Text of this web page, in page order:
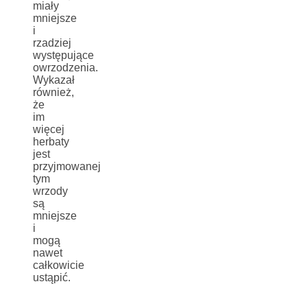
miały
mniejsze
i
rzadziej
występujące
owrzodzenia.
Wykazał
również,
że
im
więcej
herbaty
jest
przyjmowanej
tym
wrzody
są
mniejsze
i
mogą
nawet
całkowicie
ustąpić.